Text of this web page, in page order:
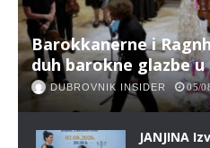
Barokkanerne i
duh barokne glazbe
DUBROVNIK INSIDER 05/
JANJINA